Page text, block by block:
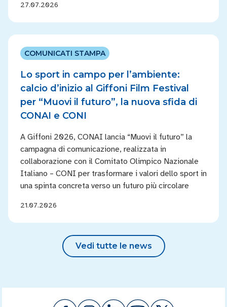
27.07.2026
COMUNICATI STAMPA
Lo sport in campo per l’ambiente:
calcio d’inizio al Giffoni Film Festival
per “Muovi il futuro”, la nuova sfida di
CONAI e CONI
A Giffoni 2026, CONAI lancia “Muovi il futuro” la
campagna di comunicazione, realizzata in
collaborazione con il Comitato Olimpico Nazionale
Italiano – CONI per trasformare i valori dello sport in
una spinta concreta verso un futuro più circolare
21.07.2026
Vedi tutte le news